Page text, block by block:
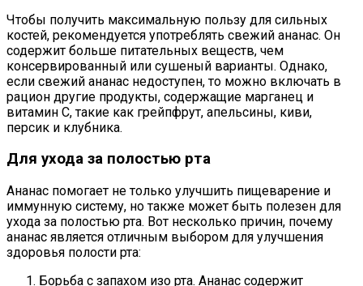
Чтобы получить максимальную пользу для сильных
костей, рекомендуется употреблять свежий ананас. Он
содержит больше питательных веществ, чем
консервированный или сушеный варианты. Однако,
если свежий ананас недоступен, то можно включать в
рацион другие продукты, содержащие марганец и
витамин C, такие как грейпфрут, апельсины, киви,
персик и клубника.
Для ухода за полостью рта
Ананас помогает не только улучшить пищеварение и
иммунную систему, но также может быть полезен для
ухода за полостью рта. Вот несколько причин, почему
ананас является отличным выбором для улучшения
здоровья полости рта:
Борьба с запахом изо рта. Ананас содержит